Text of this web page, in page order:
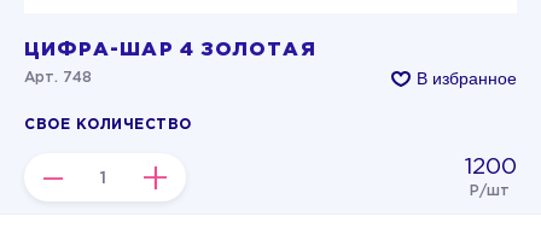
ЦИФРА-ШАР 4 ЗОЛОТАЯ
Арт. 748 В избранное
СВОЕ КОЛИЧЕСТВО
– + 1200
Р/шт